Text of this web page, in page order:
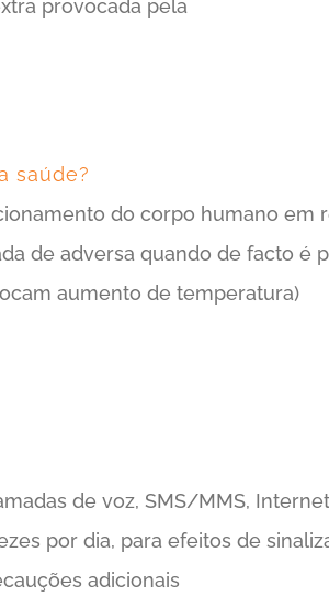
provocada pela
saúde?
do corpo humano em
de adversa quando de facto é
aumento de temperatura)
de voz, SMS/MMS,
por dia, para efeitos de
adicionais